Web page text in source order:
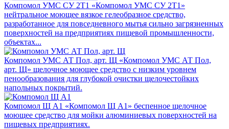
Компомол УМС СУ 2Т1 «Компомол УМС СУ 2Т1»
нейтральное моющее вязкое гелеобразное средство,
разработанное для повседневного мытья сильно загрязненных
поверхностей на предприятиях пищевой промышленности,
объектах...
Компомол УМС АТ Пол, арт. Щ «Компомол УМС АТ Пол,
арт. Щ» щелочное моющее средство с низким уровнем
пенообразования для глубокой очистки щелочестойких
напольных покрытий.
Компомол Щ A1 «Компомол Щ A1» беспенное щелочное
моющее средство для мойки алюминиевых поверхностей на
пищевых предприятиях.